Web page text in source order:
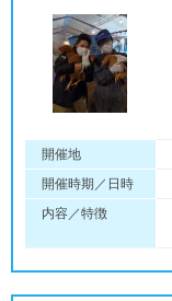
開催地
開催時期／日時
内容／特徴